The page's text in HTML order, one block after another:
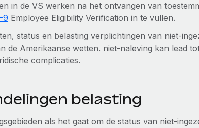
in de VS werken na het ontvangen van
9 Employee Eligibility Verification in te vullen.
status en belasting verplichtingen van niet-
de Amerikaanse wetten. niet-naleving kan lead
complicaties.
belasting
als het gaat om de status van niet-